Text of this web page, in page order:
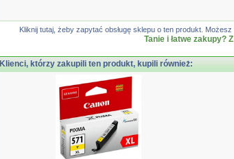
Kliknij tutaj, żeby zapytać obsługę sklepu o ten produkt.
Tanie i łatwe zakupy?
Klienci, którzy zakupili ten produkt, kupili również: